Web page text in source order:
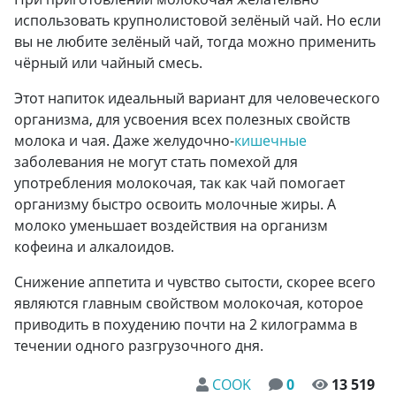
использовать крупнолистовой зелёный чай. Но если
вы не любите зелёный чай, тогда можно применить
чёрный или чайный смесь.
Этот напиток идеальный вариант для человеческого
организма, для усвоения всех полезных свойств
молока и чая. Даже желудочно-кишечные
заболевания не могут стать помехой для
употребления молокочая, так как чай помогает
организму быстро освоить молочные жиры. А
молоко уменьшает воздействия на организм
кофеина и алкалоидов.
Снижение аппетита и чувство сытости, скорее всего
являются главным свойством молокочая, которое
приводить в похудению почти на 2 килограмма в
течении одного разгрузочного дня.
COOK
0
13 519